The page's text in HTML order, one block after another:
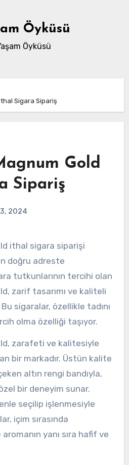
Öyküsü
Öyküsü
Sigara Sipariş
Gold
Sipariş
2024
doğru adreste
tutkunlarının tercihi olan
zarif tasarımı ve kaliteli
sigaralar, özellikle tadını
olma özelliği taşıyor.
zarafeti ve kalitesiyle
bir markadır. Üstün kalite
altın rengi bandıyla,
bir deneyim sunar.
seçilip işlenmesiyle
içim sırasında
yanı sıra hafif ve